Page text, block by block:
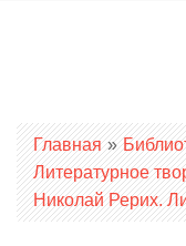
Вы здесь
Главная »
Литературное
Николай Рерих.